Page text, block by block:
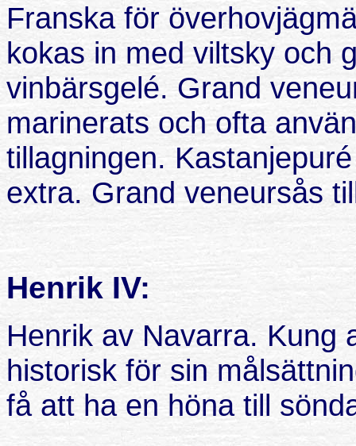
Franska för
kokas in med viltsky och
vinbärsgelé. Grand
marinerats och ofta
tillagningen.
extra. Grand veneursås
Henrik IV:
Henrik av Navarra. Kung
historisk för sin
få att ha en höna till